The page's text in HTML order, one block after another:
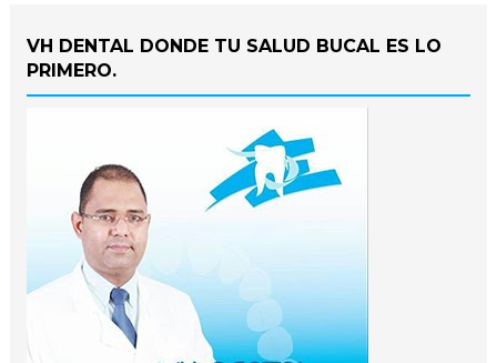
VH DENTAL DONDE TU SALUD BUCAL ES LO
PRIMERO.